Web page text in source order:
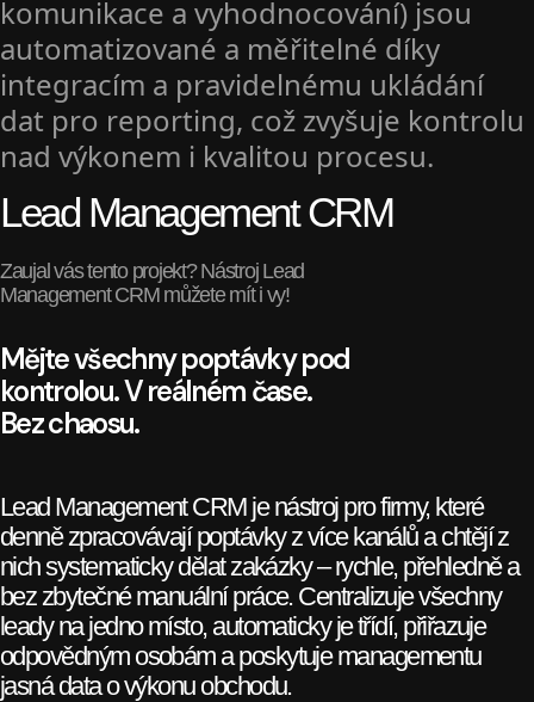
komunikace a vyhodnocování) jsou
automatizované a měřitelné díky
integracím a pravidelnému ukládání
dat pro reporting, což zvyšuje kontrolu
nad výkonem i kvalitou procesu.
Lead Management CRM
Zaujal vás tento projekt? Nástroj Lead
Management CRM můžete mít i vy!
Mějte všechny poptávky pod
kontrolou. V reálném čase.
Bez chaosu.
Lead Management CRM je nástroj pro firmy, které
denně zpracovávají poptávky z více kanálů a chtějí z
nich systematicky dělat zakázky – rychle, přehledně a
bez zbytečné manuální práce. Centralizuje všechny
leady na jedno místo, automaticky je třídí, přiřazuje
odpovědným osobám a poskytuje managementu
jasná data o výkonu obchodu.